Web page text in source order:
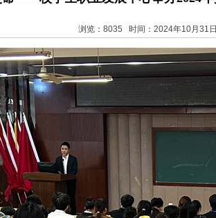
浏览：8035 时间：2024年10月31日